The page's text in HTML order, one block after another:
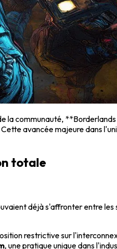
la communauté,
avancée majeure dans
totale
déjà s'affronter entre
restrictive sur
, une pratique unique dans